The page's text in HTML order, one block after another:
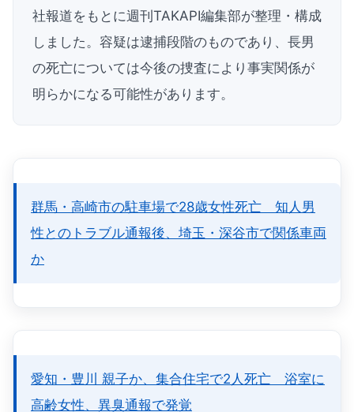
社報道をもとに週刊TAKAPI編集部が整理・構成
しました。容疑は逮捕段階のものであり、長男
の死亡については今後の捜査により事実関係が
明らかになる可能性があります。
群馬・高崎市の駐車場で28歳女性死亡 知人男
性とのトラブル通報後、埼玉・深谷市で関係車両
か
愛知・豊川 親子か、集合住宅で2人死亡 浴室に
高齢女性、異臭通報で発覚